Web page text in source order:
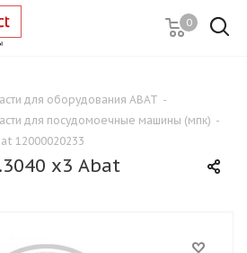
0
для оборудования ABAT -
для посудомоечные машины (мпк) -
12000020233
х3 Abat